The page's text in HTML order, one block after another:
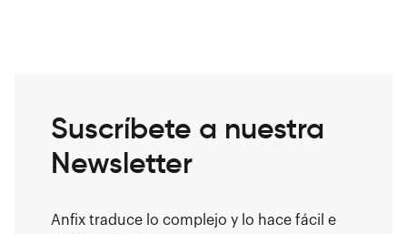
Suscríbete a nuestra
Newsletter
Anfix traduce lo complejo y lo hace fácil e